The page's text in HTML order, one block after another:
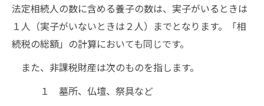
法定相続人の数に含める養子の数は、実子がいるときは
１人（実子がいないときは２人）までとなります。「相
続税の総額」の計算においても同じです。
また、非課税財産は次のものを指します。
１ 墓所、仏壇、祭具など